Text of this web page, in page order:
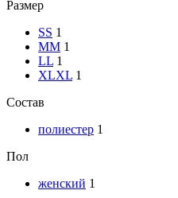
Размер
SS 1
MM 1
LL 1
XLXL 1
Состав
полиестер 1
Пол
женский 1